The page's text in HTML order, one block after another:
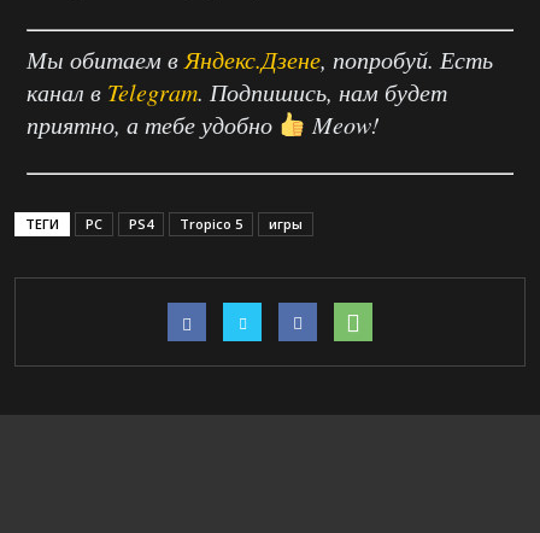
Мы обитаем в Яндекс.Дзене, попробуй. Есть
канал в Telegram. Подпишись, нам будет
приятно, а тебе удобно
Meow!
ТЕГИ PC PS4 Tropico 5 игры